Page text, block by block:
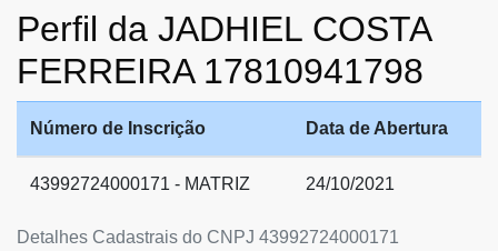
Perfil da JADHIEL COSTA
FERREIRA 17810941798
Detalhes Cadastrais do CNPJ 43992724000171
Número de Inscrição Data de Abertura
43992724000171 - MATRIZ 24/10/2021